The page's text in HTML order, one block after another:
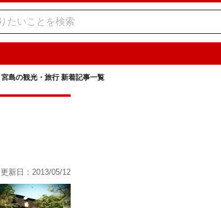
宮島の観光・旅行 新着記事一覧
更新日：2013/05/12